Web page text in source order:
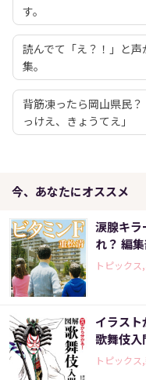
す。
読んでて「え？！」と
集。
背筋凍ったら岡山県民
っけえ、きょうてえ」
今、あなたにオススメ
涙腺キラ
れ？ 編
トピックス
イラス
歌舞伎入
トピックス